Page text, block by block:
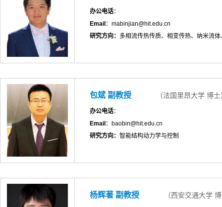
办公电话：
Email ：mabinjian@hit.edu.cn
研究方向： 多相流传热传质、相变传热、纳米流
包斌 副教授 （法国里昂大学 博
办公电话：
Email ：baobin@hit.edu.cn
研究方向： 智能结构动力学与控制
杨辉著 副教授 （西安交通大学